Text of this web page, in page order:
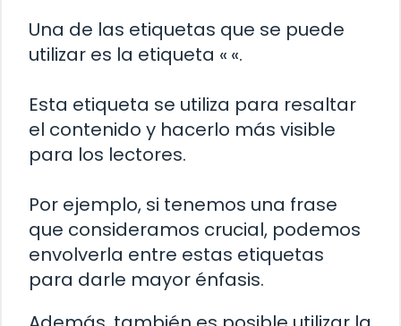
Una de las etiquetas que se puede
utilizar es la etiqueta « «.
Esta etiqueta se utiliza para resaltar
el contenido y hacerlo más visible
para los lectores.
Por ejemplo, si tenemos una frase
que consideramos crucial, podemos
envolverla entre estas etiquetas
para darle mayor énfasis.